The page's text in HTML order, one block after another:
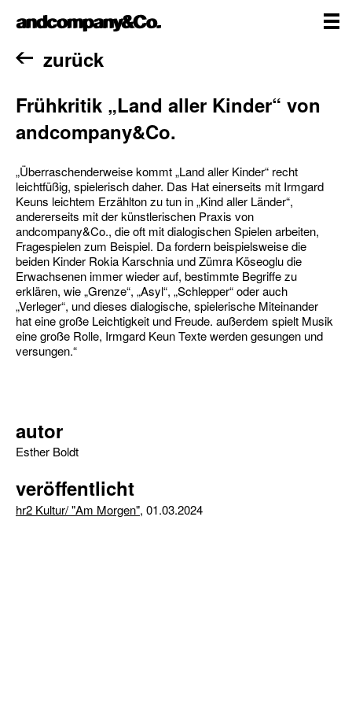
Inhalt
andcompany&Co
Homezurück
Frühkritik „Land aller Kinder“ von
andcompany&Co.
„Überraschenderweise kommt „Land aller Kinder“ recht
leichtfüßig, spielerisch daher. Das Hat einerseits mit Irmgard
Keuns leichtem Erzählton zu tun in „Kind aller Länder“,
andererseits mit der künstlerischen Praxis von
andcompany&Co., die oft mit dialogischen Spielen arbeiten,
Fragespielen zum Beispiel. Da fordern beispielsweise die
beiden Kinder Rokia Karschnia und Zümra Köseoglu die
Erwachsenen immer wieder auf, bestimmte Begriffe zu
erklären, wie „Grenze“, „Asyl“, „Schlepper“ oder auch
„Verleger“, und dieses dialogische, spielerische Miteinander
hat eine große Leichtigkeit und Freude. außerdem spielt Musik
eine große Rolle, Irmgard Keun Texte werden gesungen und
versungen.“
autor
Esther Boldt
veröffentlicht
hr2 Kultur/ "Am Morgen", 01.03.2024